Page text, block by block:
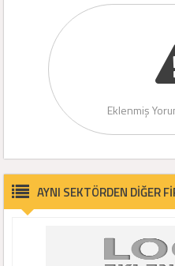
Eklenmiş
AYNI SEKTÖRDEN DİĞER